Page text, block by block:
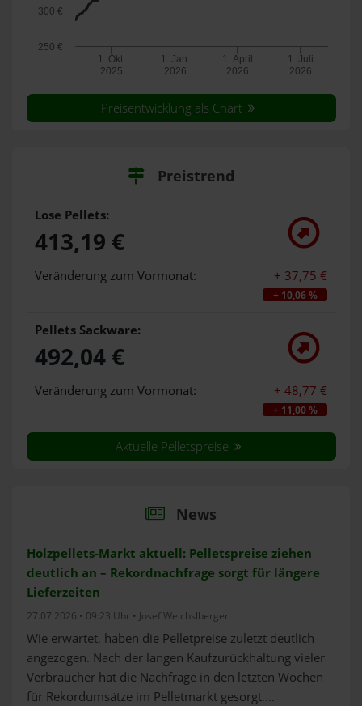
News
Holzpellets-Markt aktuell: Pelletspreise ziehen
deutlich an – Rekordnachfrage sorgt für längere
Lieferzeiten
27.07.2026 • 09:23 Uhr • Josef Weichslberger
Wie erwartet, haben die Pelletpreise zuletzt deutlich
angezogen. Nach der langen Kaufzurückhaltung vieler
Verbraucher hat die Nachfrage in den letzten Wochen
für Rekordumsätze im Pelletmarkt gesorgt....
Preistrend
Lose Pellets:
413,19 €
Veränderung zum Vormonat: + 37,75 €
+ 10,06 %
Pellets Sackware:
492,04 €
Veränderung zum Vormonat: + 48,77 €
+ 11,00 %
Aktuelle Pelletspreise
1. Okt.
2025
1. Jan.
2026
1. April
2026
1. Juli
2026
250 €
300 €
Preisentwicklung als Chart